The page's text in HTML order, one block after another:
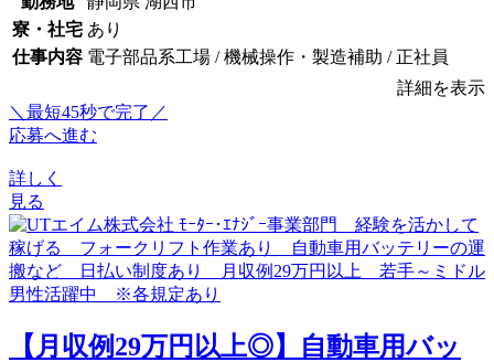
寮・社宅 あり
仕事内容 電子部品系工場 / 機械操作・製造補助 / 正社員
詳細を表示
＼最短45秒で完了／
応募へ進む
詳しく
見る
【月収例29万円以上◎】自動車用バッ